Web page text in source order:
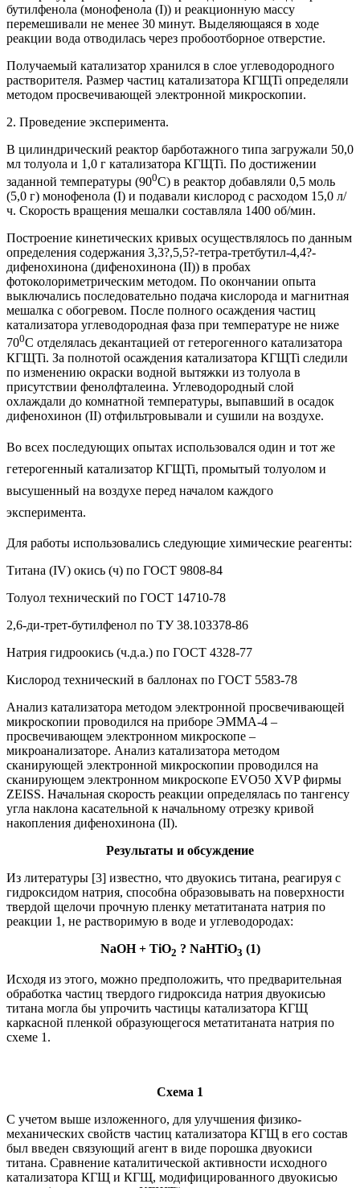
бутилфенола (монофенола (I)) и реакционную массу
перемешивали не менее 30 минут. Выделяющаяся в ходе
реакции вода отводилась через пробоотборное отверстие.
Получаемый катализатор хранился в слое углеводородного
растворителя. Размер частиц катализатора КГЩTi определяли
методом просвечивающей электронной микроскопии.
2. Проведение эксперимента.
В цилиндрический реактор барботажного типа загружали 50,0
мл толуола и 1,0 г катализатора КГЩTi. По достижении
заданной температуры (900С) в реактор добавляли 0,5 моль
(5,0 г) монофенола (I) и подавали кислород с расходом 15,0 л/
ч. Скорость вращения мешалки составляла 1400 об/мин.
Построение кинетических кривых осуществлялось по данным
определения содержания 3,3?,5,5?-тетра-третбутил-4,4?-
дифенохинона (дифенохинона (II)) в пробах
фотоколориметрическим методом. По окончании опыта
выключались последовательно подача кислорода и магнитная
мешалка с обогревом. После полного осаждения частиц
катализатора углеводородная фаза при температуре не ниже
700С отделялась декантацией от гетерогенного катализатора
КГЩTi. За полнотой осаждения катализатора КГЩTi следили
по изменению окраски водной вытяжки из толуола в
присутствии фенолфталеина. Углеводородный слой
охлаждали до комнатной температуры, выпавший в осадок
дифенохинон (II) отфильтровывали и сушили на воздухе.
Во всех последующих опытах использовался один и тот же
гетерогенный катализатор КГЩTi, промытый толуолом и
высушенный на воздухе перед началом каждого
эксперимента.
Для работы использовались следующие химические реагенты:
Титана (IV) окись (ч) по ГОСТ 9808-84
Толуол технический по ГОСТ 14710-78
2,6-ди-трет-бутилфенол по ТУ 38.103378-86
Натрия гидроокись (ч.д.а.) по ГОСТ 4328-77
Кислород технический в баллонах по ГОСТ 5583-78
Анализ катализатора методом электронной просвечивающей
микроскопии проводился на приборе ЭММА-4 –
просвечивающем электронном микроскопе –
микроанализаторе. Анализ катализатора методом
сканирующей электронной микроскопии проводился на
сканирующем электронном микроскопе EVO50 XVP фирмы
ZEISS. Начальная скорость реакции определялась по тангенсу
угла наклона касательной к начальному отрезку кривой
накопления дифенохинона (II).
Результаты и обсуждение
Из литературы [3] известно, что двуокись титана, реагируя с
гидроксидом натрия, способна образовывать на поверхности
твердой щелочи прочную пленку метатитаната натрия по
реакции 1, не растворимую в воде и углеводородах:
NaOH + TiO2 ? NaHTiO3 (1)
Исходя из этого, можно предположить, что предварительная
обработка частиц твердого гидроксида натрия двуокисью
титана могла бы упрочить частицы катализатора КГЩ
каркасной пленкой образующегося метатитаната натрия по
схеме 1.
Схема 1
С учетом выше изложенного, для улучшения физико-
механических свойств частиц катализатора КГЩ в его состав
был введен связующий агент в виде порошка двуокиси
титана. Сравнение каталитической активности исходного
катализатора КГЩ и КГЩ, модифицированного двуокисью